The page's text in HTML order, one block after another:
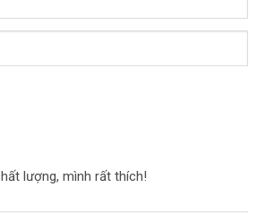
lượng, mình rất thích!